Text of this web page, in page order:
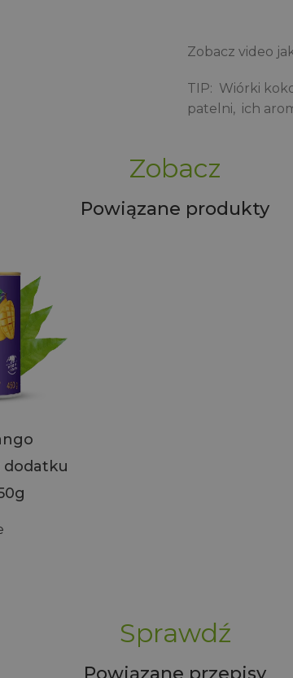
Zobacz video
TIP: Wiórki
patelni, ich
Zobacz
Powiązane produkty
dodatku
Sprawdź
Powiązane przepisy